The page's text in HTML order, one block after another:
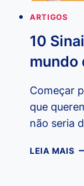
ARTIGOS
10
mundo
Começar
que
não seria
LEIA MAIS10